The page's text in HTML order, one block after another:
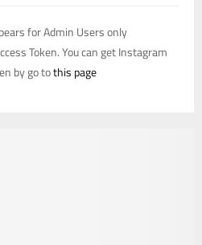
for Admin Users only:
Token. You can get Instagram
by go tothis page